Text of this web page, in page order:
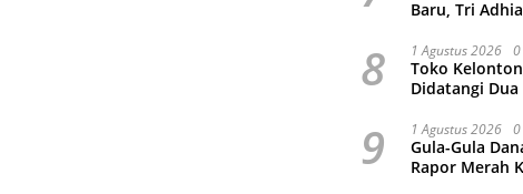
Baru, Tri
8 1 Agustus 2026
Toko
Didatangi
9 1 Agustus 2026
Gula-Gula
Rapor Merah